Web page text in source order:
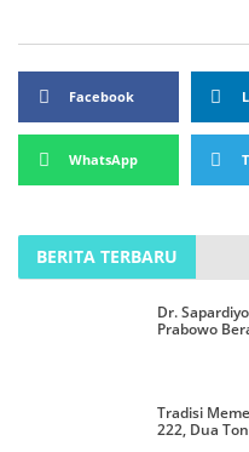
Facebook
WhatsApp
BERITA TERBARU
Dr.
Prabowo
Tradisi
222, Dua